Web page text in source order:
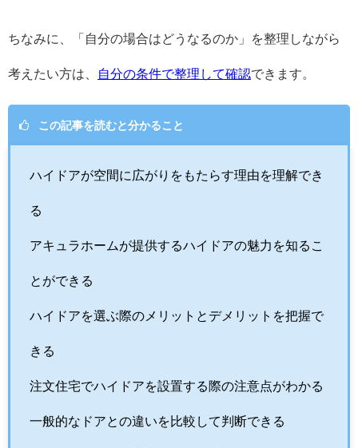
ちなみに、「自分の場合はどうなるのか」を整理しながら
考えたい方は、 自分の条件で整理して確認できます。
この記事を読むと分かること
ハイドアが空間に広がりをもたらす理由を理解でき
る
アキュラホームが提供するハイドアの魅力を知るこ
とができる
ハイドアを選ぶ際のメリットとデメリットを把握で
きる
注文住宅でハイドアを設置する際の注意点がわかる
一般的なドアとの違いを比較して判断できる